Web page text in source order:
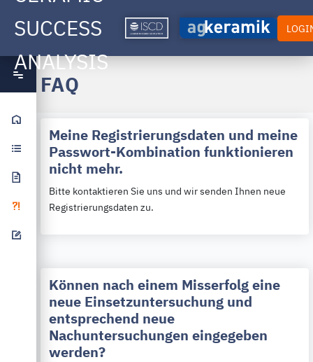
SUCCESS
ANALYSIS
Studienaufbau
Publikationen
FAQ
Meine Registrierungsdaten und meine
Passwort-Kombination funktionieren
nicht mehr.
Bitte kontaktieren Sie uns und wir senden Ihnen neue
Registrierungsdaten zu.
Können nach einem Misserfolg eine
neue Einsetzuntersuchung und
entsprechend neue
Nachuntersuchungen eingegeben
werden?